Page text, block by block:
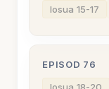
Iosua 15-17
EPISOD 76